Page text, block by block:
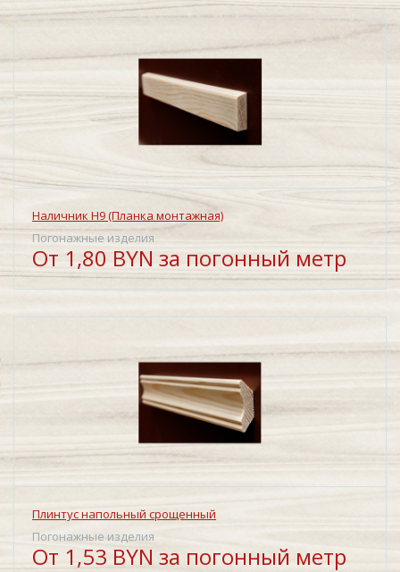
Наличник Н9 (Планка монтажная)
Погонажные изделия
От 1,80 BYN за погонный метр
Плинтус напольный срощенный
Погонажные изделия
От 1,53 BYN за погонный метр